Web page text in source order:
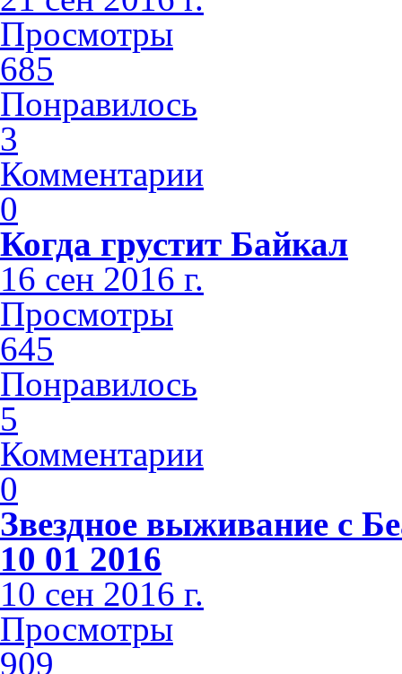
Просмотры
685
Понравилось
3
Комментарии
0
Когда грустит Байкал
16 сен 2016 г.
Просмотры
645
Понравилось
5
Комментарии
0
Звездное выживание с
10 01 2016
10 сен 2016 г.
Просмотры
909